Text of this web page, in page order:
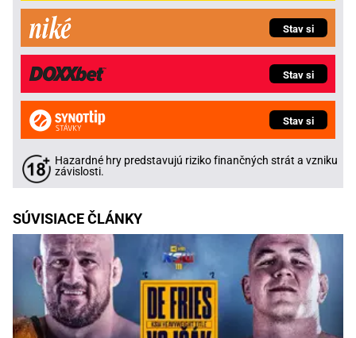
Stav si
Stav si
Stav si
Hazardné hry predstavujú riziko finančných strát a vzniku
závislosti.
SÚVISIACE ČLÁNKY